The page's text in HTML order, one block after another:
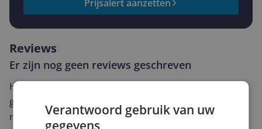
Prijsalert aanzetten
Reviews
Er zijn nog geen reviews geschreven
Heb jij dit product in bezit en wil je graag je mening
geven? Start dan hieronder met het schrijven van je
review. Afhankelijk van de details duurt het schrijven
Verantwoord gebruik van uw
gegevens